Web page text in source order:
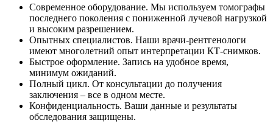
Современное оборудование. Мы используем томографы
последнего поколения с пониженной лучевой нагрузкой
и высоким разрешением.
Опытных специалистов. Наши врачи-рентгенологи
имеют многолетний опыт интерпретации КТ-снимков.
Быстрое оформление. Запись на удобное время,
минимум ожиданий.
Полный цикл. От консультации до получения
заключения – все в одном месте.
Конфиденциальность. Ваши данные и результаты
обследования защищены.